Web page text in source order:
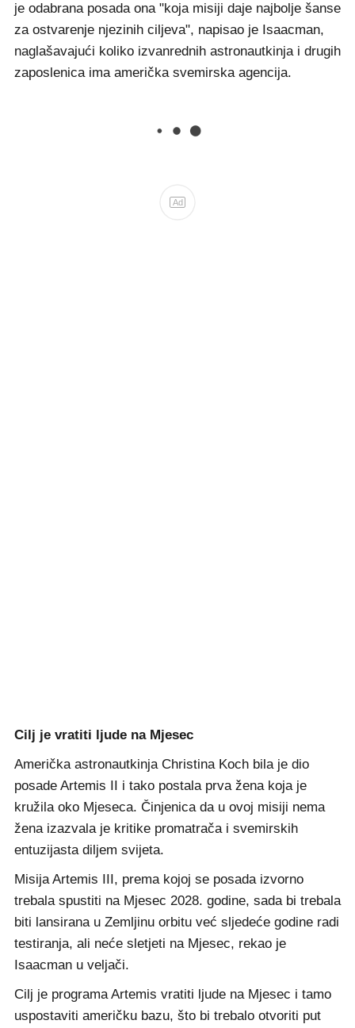
je odabrana posada ona "koja misiji daje najbolje šanse
za ostvarenje njezinih ciljeva", napisao je Isaacman,
naglašavajući koliko izvanrednih astronautkinja i drugih
zaposlenica ima američka svemirska agencija.
Ad
Cilj je vratiti ljude na Mjesec
Američka astronautkinja Christina Koch bila je dio
posade Artemis II i tako postala prva žena koja je
kružila oko Mjeseca. Činjenica da u ovoj misiji nema
žena izazvala je kritike promatrača i svemirskih
entuzijasta diljem svijeta.
Misija Artemis III, prema kojoj se posada izvorno
trebala spustiti na Mjesec 2028. godine, sada bi trebala
biti lansirana u Zemljinu orbitu već sljedeće godine radi
testiranja, ali neće sletjeti na Mjesec, rekao je
Isaacman u veljači.
Cilj je programa Artemis vratiti ljude na Mjesec i tamo
uspostaviti američku bazu, što bi trebalo otvoriti put